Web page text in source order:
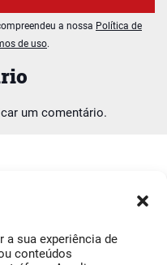
sua experiência de
conteúdos
um comentário.
a nossa Política de
de uso.
Jornal da Bairrada